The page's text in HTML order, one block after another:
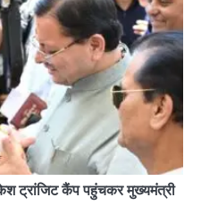
ट्रांजिट कैंप पहुंचकर मुख्यमंत्री